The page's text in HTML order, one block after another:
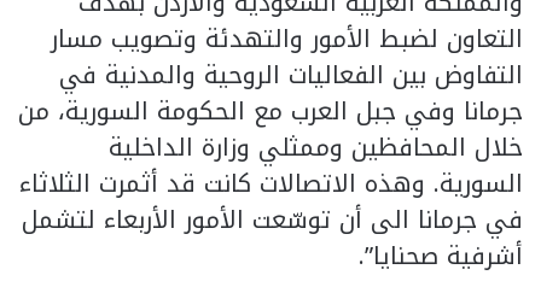
التعاون لضبط الأمور والتهدئة وتصويب مسار
التفاوض بين الفعاليات الروحية والمدنية في
جرمانا وفي جبل العرب مع الحكومة السورية، من
خلال المحافظين وممثلي وزارة الداخلية
السورية. وهذه الاتصالات كانت قد أثمرت الثلاثاء
في جرمانا الى أن توسّعت الأمور الأربعاء لتشمل
أشرفية صحنايا”.